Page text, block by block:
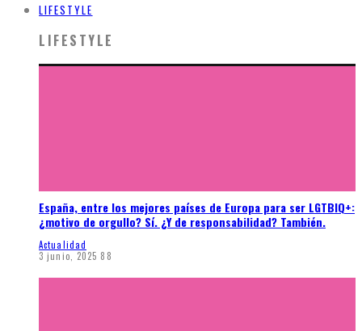
LIFESTYLE
LIFESTYLE
España, entre los mejores países de Europa para ser LGTBIQ+:
¿motivo de orgullo? Sí. ¿Y de responsabilidad? También.
Actualidad
3 junio, 2025 88